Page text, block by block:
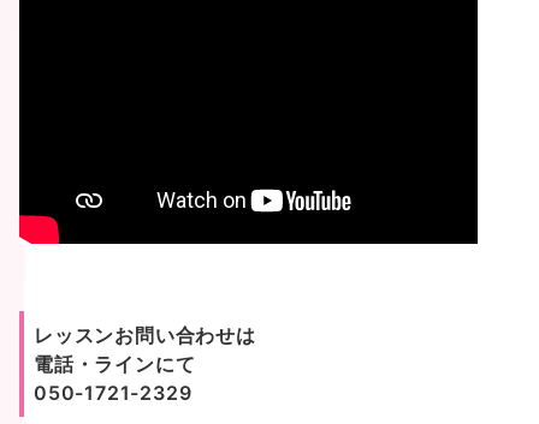
レッスンお問い合わせは
電話・ラインにて
050-1721-2329